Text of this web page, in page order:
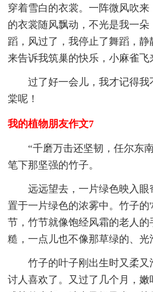
穿着雪白的衣裳。一阵微风吹来
的衣裳随风飘动，不光是我一
蹈，风过了，我停止了舞蹈，
来告诉我筑巢的快乐，小麻雀飞
过了好一会儿，我才记得
棠呢！
我的植物朋友作文7
“千磨万击还坚韧，任尔东
笔下那坚强的竹子。
远远望去，一片绿色映入
置于一片绿色的浓雾中。竹子
节，竹节就像饱经风霜的老人的
糙，一点儿也不像那草绿的、光
竹子的叶子刚出生时又柔
讨人喜欢了。又过了几个月，